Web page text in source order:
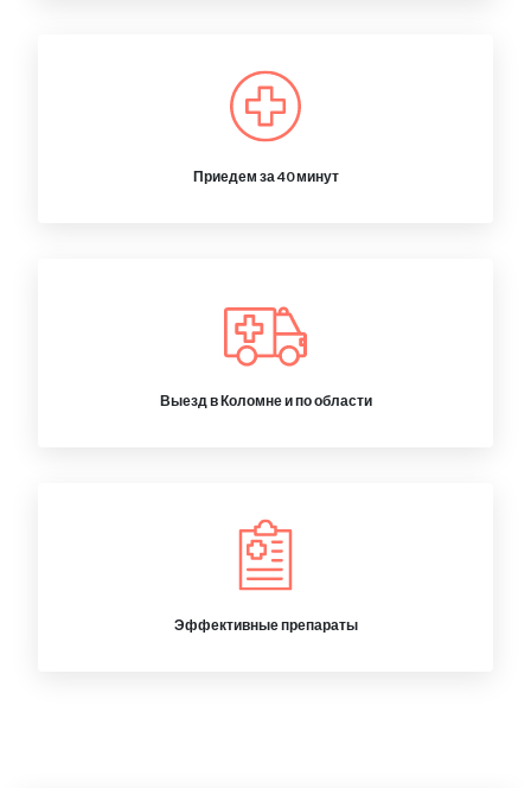
Приедем за 40 минут
Выезд в Коломне и по области
Эффективные препараты